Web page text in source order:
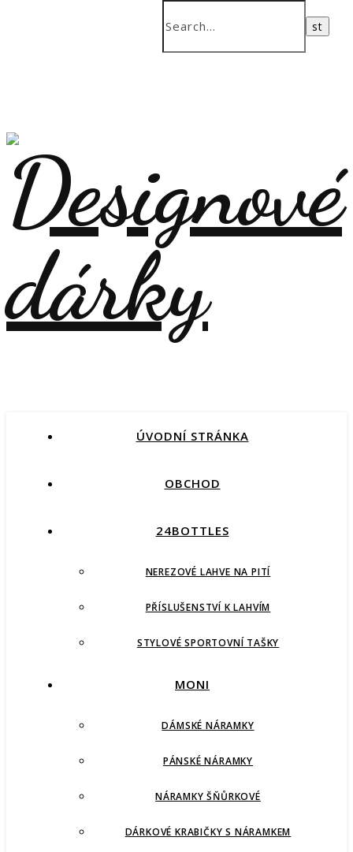
ÚVODNÍ STRÁNKA
OBCHOD
24BOTTLES
NEREZOVÉ LAHVE NA PITÍ
PŘÍSLUŠENSTVÍ K LAHVÍM
STYLOVÉ SPORTOVNÍ TAŠKY
MONI
DÁMSKÉ NÁRAMKY
PÁNSKÉ NÁRAMKY
NÁRAMKY ŠŇŮRKOVÉ
DÁRKOVÉ KRABIČKY S NÁRAMKEM